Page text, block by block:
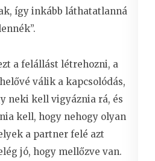
így inkább láthatatlanná
a felállást létrehozni, a
válik a kapcsolódás,
neki kell vigyáznia rá, és
kell, hogy nehogy olyan
a partner felé azt
jó, hogy mellőzve van.